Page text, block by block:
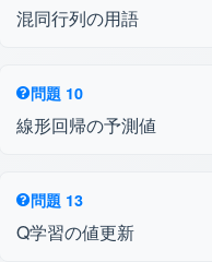
混同行列の用語
問題 10
線形回帰の予測値
問題 13
Q学習の値更新